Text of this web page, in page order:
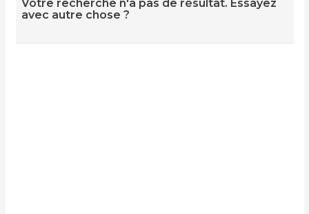
Votre recherche n'a pas de résultat. Essayez
avec autre chose ?